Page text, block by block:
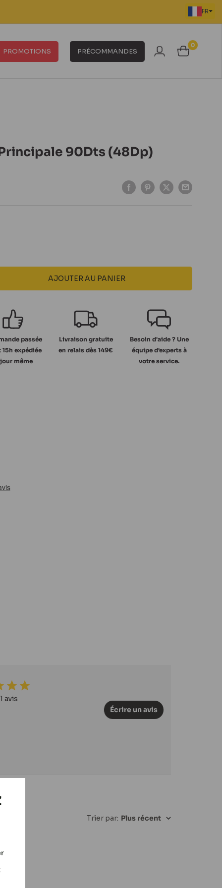
FR
PROMOTIONS PRÉCOMMANDES
0
90Dts (48Dp)
AJOUTER AU PANIER
passée
15h expédiée
même
Livraison gratuite
en relais dès 149€
Besoin d'aide ? Une
équipe d'experts à
votre service.
avis
Écrire un avis
Trier par: Plus récent